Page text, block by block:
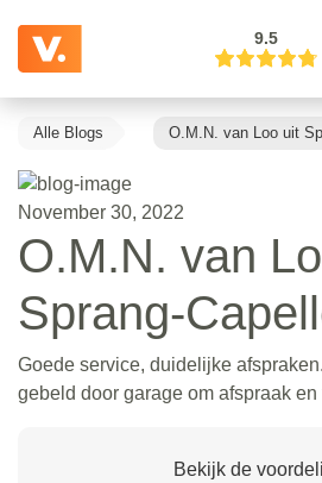
9.5
Alle Blogs O.M.N. van Loo uit
November 30, 2022
O.M.N. van
Sprang-
Goede service, duidelijke
gebeld door garage om afspraak
Bekijk de